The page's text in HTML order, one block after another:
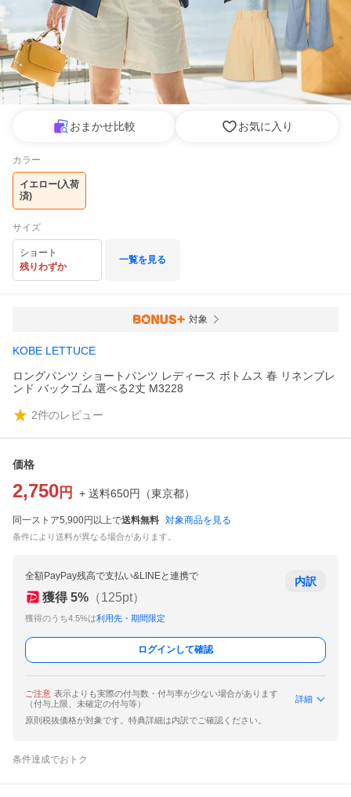
おまかせ比較 お気に入り
カラー
イエロー(入荷
済)
サイズ
ショート
残りわずか
一覧を見る
対象
KOBE LETTUCE
ロングパンツ ショートパンツ レディース ボトムス 春 リネンブレ
ンド バックゴム 選べる2丈 M3228
2件のレビュー
価格
2,750 円 + 送料650円 （東京都）
同一ストア5,900円以上で送料無料 対象商品を見る
条件により送料が異なる場合があります。
全額PayPay残高で支払い&LINEと連携で
獲得 5% （125pt）
獲得のうち4.5%は利用先・期間限定
内訳
ログインして確認
ご注意 表示よりも実際の付与数・付与率が少ない場合があります
（付与上限、未確定の付与等）
詳細
原則税抜価格が対象です。特典詳細は内訳でご確認ください。
条件達成でおトク